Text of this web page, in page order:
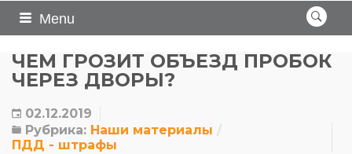
Menu
ЧЕМ ГРОЗИТ ОБЪЕЗД ПРОБОК
ЧЕРЕЗ ДВОРЫ?
02.12.2019
Рубрика: Наши материалы
ПДД - штрафы